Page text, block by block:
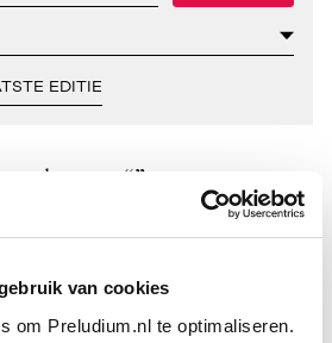
van cookies
om Preludium.nl te optimaliseren.
EDITIE
voor “”.